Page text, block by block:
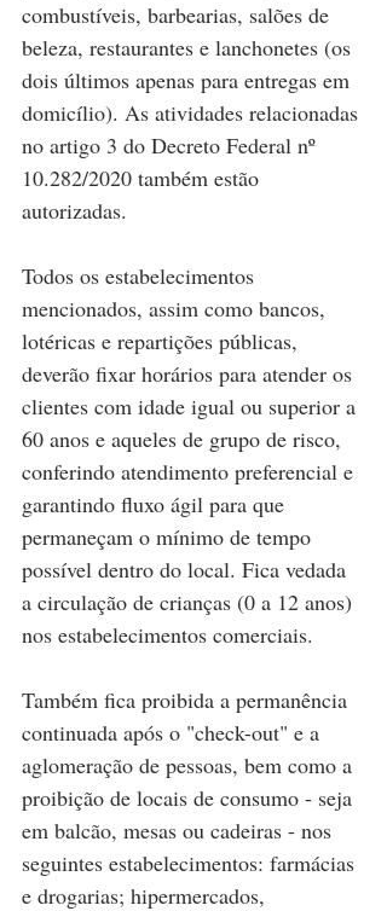
combustíveis, barbearias, salões de
beleza, restaurantes e lanchonetes (os
dois últimos apenas para entregas em
domicílio). As atividades relacionadas
no artigo 3 do Decreto Federal nº
10.282/2020 também estão
autorizadas.
Todos os estabelecimentos
mencionados, assim como bancos,
lotéricas e repartições públicas,
deverão fixar horários para atender os
clientes com idade igual ou superior a
60 anos e aqueles de grupo de risco,
conferindo atendimento preferencial e
garantindo fluxo ágil para que
permaneçam o mínimo de tempo
possível dentro do local. Fica vedada
a circulação de crianças (0 a 12 anos)
nos estabelecimentos comerciais.
Também fica proibida a permanência
continuada após o "check-out" e a
aglomeração de pessoas, bem como a
proibição de locais de consumo - seja
em balcão, mesas ou cadeiras - nos
seguintes estabelecimentos: farmácias
e drogarias; hipermercados,